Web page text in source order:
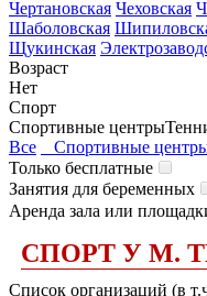
Чертановская Чеховская
Шаболовская
Щукинская
Возраст
Нет
Спорт
Спортивные центры
Все
Спортивные
Только бесплатные
Занятия для беременных
Аренда зала или
СПОРТ У М.
Список организаций (в